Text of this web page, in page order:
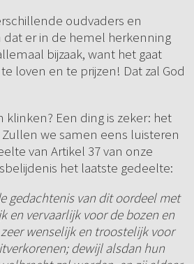
oudvaders en
er in de hemel herkenning
bijzaak, want het gaat
loven en te prijzen! Dat zal God
klinken? Een ding is zeker: het
we samen eens luisteren
van Artikel 37 van onze
het laatste gedeelte:
gedachtenis van dit oordeel met
en vervaarlijk voor de bozen en
wenselijk en troostelijk voor
dewijl alsdan hun